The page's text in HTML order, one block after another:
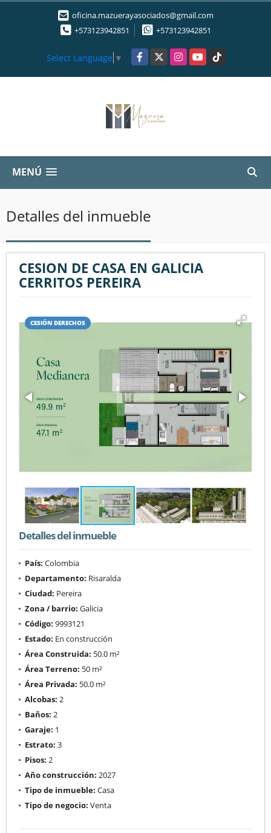
oficina.mazuerayasociados@gmail.com
+573123942851
+573123942851
Select Language ▼ Facebook
X InstagramYouTubeTikTok
MENÚ
Detalles del inmueble
CESION DE CASA EN GALICIA
CERRITOS PEREIRA
CESIÓN DERECHOS
Detalles del inmueble
País: Colombia
Departamento: Risaralda
Ciudad: Pereira
Zona / barrio: Galicia
Código: 9993121
Estado: En construcción
Área Construida: 50.0 m²
Área Terreno: 50 m²
Área Privada: 50.0 m²
Alcobas: 2
Baños: 2
Garaje: 1
Estrato: 3
Pisos: 2
Año construcción: 2027
Tipo de inmueble: Casa
Tipo de negocio: Venta